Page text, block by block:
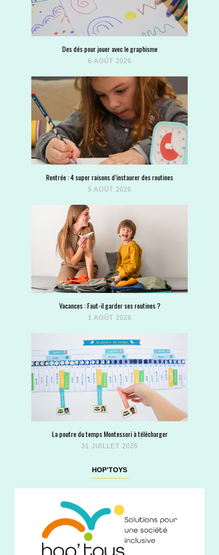
Des dés pour jouer avec le graphisme
6 AOÛT 2026
Rentrée : 4 super raisons d’instaurer des routines
5 AOÛT 2026
Vacances : Faut-il garder ses routines ?
1 AOÛT 2026
La poutre du temps Montessori à télécharger
31 JUILLET 2026
HOP’TOYS